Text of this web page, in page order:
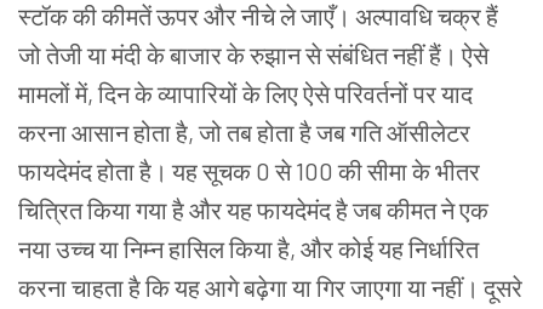
स्टॉककीकीमतेंऊपरऔरनीचेलेजाएँ। अल्पावधिचक्रहैं
जोतेजीयामंदीकेबाजारकेरुझानसेसंबंधितनहींहैं। ऐसे
मामलोंमें,दिनकेव्यापारियोंकेलिएऐसेपरिवर्तनोंपरयाद
करनाआसानहोताहै,जोतबहोताहैजबगतिऑसीलेटर
फायदेमंदहोताहै। यहसूचक0से100कीसीमाकेभीतर
चित्रितकियागयाहैऔरयहफायदेमंदहैजबकीमतनेएक
नयाउच्चयानिम्नहासिलकियाहै, औरकोईयहनिर्धारित
करनाचाहताहैकियहआगेबढ़ेगायागिरजाएगायानहीं। दूसरे